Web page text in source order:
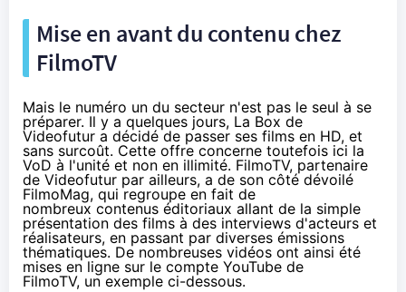
Mise en avant du contenu chez
FilmoTV
Mais le numéro un du secteur n'est pas le seul à se
préparer. Il y a quelques jours, La Box de
Videofutur a décidé de passer ses films en HD, et
sans surcoût. Cette offre concerne toutefois ici la
VoD à l'unité et non en illimité. FilmoTV, partenaire
de Videofutur par ailleurs, a de son côté dévoilé
FilmoMag, qui regroupe en fait de
nombreux contenus éditoriaux allant de la simple
présentation des films à des interviews d'acteurs et
réalisateurs, en passant par diverses émissions
thématiques. De nombreuses vidéos ont ainsi été
mises en ligne sur le compte YouTube de
FilmoTV, un exemple ci-dessous.